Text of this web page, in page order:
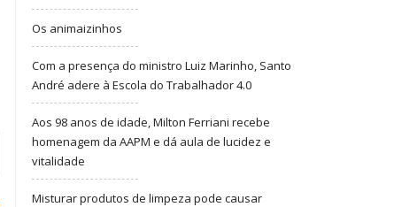
Os animaizinhos
Com a presença do ministro Luiz Marinho, Santo
André adere à Escola do Trabalhador 4.0
Aos 98 anos de idade, Milton Ferriani recebe
homenagem da AAPM e dá aula de lucidez e
vitalidade
Misturar produtos de limpeza pode causar